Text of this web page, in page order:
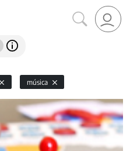
música